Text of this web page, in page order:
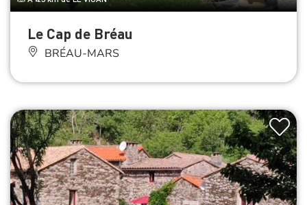
Le Cap de Bréau
BRÉAU-MARS